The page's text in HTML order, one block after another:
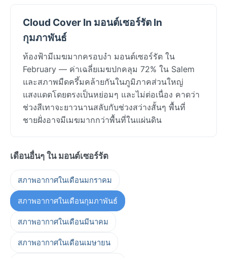
Cloud Cover In มอนต์เซอร์รัต In
กุมภาพันธ์
ท้องฟ้ามีเมฆมากครอบงำ มอนต์เซอร์รัต ใน
February — ค่าเฉลี่ยเมฆปกคลุม 72% ใน Salem
และสภาพมืดครึ้มคล้ายกันในภูมิภาคส่วนใหญ่
แสงแดดโดยตรงเป็นหย่อมๆ และไม่ต่อเนื่อง คาดว่า
ช่วงสีเทาจะยาวนานสลับกับช่วงสว่างสั้นๆ พื้นที่
ชายฝั่งอาจมีเมฆมากกว่าพื้นที่ในแผ่นดิน
เดือนอื่นๆ ใน มอนต์เซอร์รัต
สภาพอากาศในเดือนมกราคม
สภาพอากาศในเดือนกุมภาพันธ์
สภาพอากาศในเดือนมีนาคม
สภาพอากาศในเดือนเมษายน